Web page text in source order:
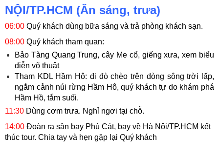
NỘI/TP.HCM (Ăn sáng, trưa)
06:00 Quý khách dùng bữa sáng và trả phòng khách sạn.
08:00 Quý khách tham quan:
Bảo Tàng Quang Trung, cây Me cổ, giếng xưa, xem biểu
diễn võ thuật
Tham KDL Hầm Hô: đi đò chèo trên dòng sông trời lấp,
ngắm cảnh núi rừng Hầm Hô, quý khách tự do khám phá
Hầm Hồ, tắm suối.
11:30 Dùng cơm trưa. Nghỉ ngơi tại chỗ.
14:00 Đoàn ra sân bay Phù Cát, bay về Hà Nội/TP.HCM kết
thúc tour. Chia tay và hẹn gặp lại Quý khách